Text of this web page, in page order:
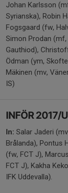
Johan Karlsson
Syrianska), Robin
Fogsgaard (fw,
Simon Prodan
Gauthiod),
Ödman (ym,
Mäkinen (mv,
IS)
INFÖR 2017/
In: Salar Jaderi
Brålanda), Pontus
(fw, FCT J),
FCT J), Kakha
IFK Uddevalla).